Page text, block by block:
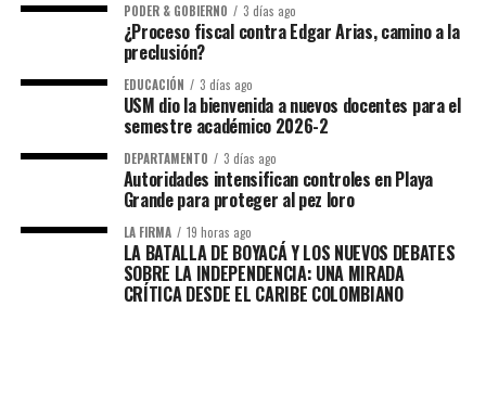
PODER & GOBIERNO 3 días ago
¿Proceso fiscal contra Edgar Arias, camino a la
preclusión?
EDUCACIÓN 3 días ago
USM dio la bienvenida a nuevos docentes para el
semestre académico 2026-2
DEPARTAMENTO 3 días ago
Autoridades intensifican controles en Playa
Grande para proteger al pez loro
LA FIRMA 19 horas ago
LA BATALLA DE BOYACÁ Y LOS NUEVOS DEBATES
SOBRE LA INDEPENDENCIA: UNA MIRADA
CRÍTICA DESDE EL CARIBE COLOMBIANO